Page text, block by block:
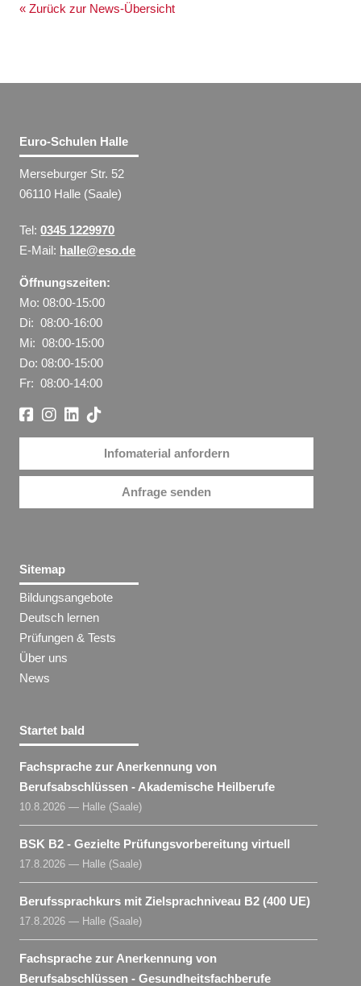
« Zurück zur News-Übersicht
Euro-Schulen Halle
Merseburger Str. 52
06110 Halle (Saale)
Tel:0345 1229970
E-Mail: halle@eso.de
Öffnungszeiten:
Mo: 08:00-15:00
Di: 08:00-16:00
Mi: 08:00-15:00
Do: 08:00-15:00
Fr: 08:00-14:00
Infomaterial anfordern
Anfrage senden
Sitemap
Bildungsangebote
Deutsch lernen
Prüfungen & Tests
Über uns
News
Startet bald
Fachsprache zur Anerkennung von
Berufsabschlüssen - Akademische Heilberufe
10.8.2026 — Halle (Saale)
BSK B2 - Gezielte Prüfungsvorbereitung virtuell
17.8.2026 — Halle (Saale)
Berufssprachkurs mit Zielsprachniveau B2 (400 UE)
17.8.2026 — Halle (Saale)
Fachsprache zur Anerkennung von
Berufsabschlüssen - Gesundheitsfachberufe